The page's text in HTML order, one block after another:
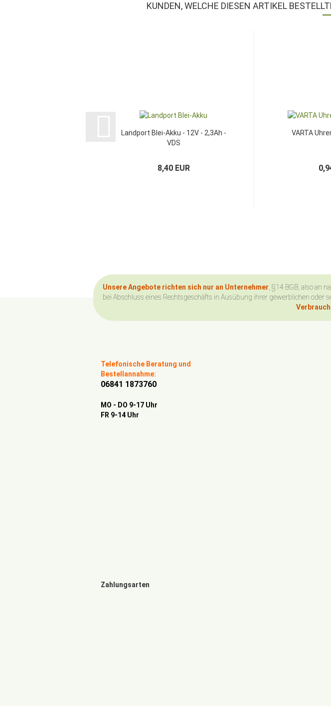
KUNDEN, WELCHE DIESEN ARTIKEL
Landport Blei-Akku - 12V - 2,3Ah -
VDS
8,40 EUR
VARTA
Unsere Angebote richten sich nur an Unternehmer , §14 BGB, also an
bei Abschluss eines Rechtsgeschäfts in Ausübung ihrer gewerblichen oder
Telefonische Beratung und
Bestellannahme:
06841 1873760
MO - DO 9-17 Uhr
FR 9-14 Uhr
Zahlungsarten